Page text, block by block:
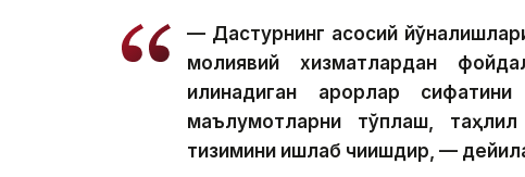
— Дастурнинг асосий
молиявий хизматлардан
қилинадиган қарорлар
маълумотларни тўплаш,
тизимини ишлаб чиқишдир, —